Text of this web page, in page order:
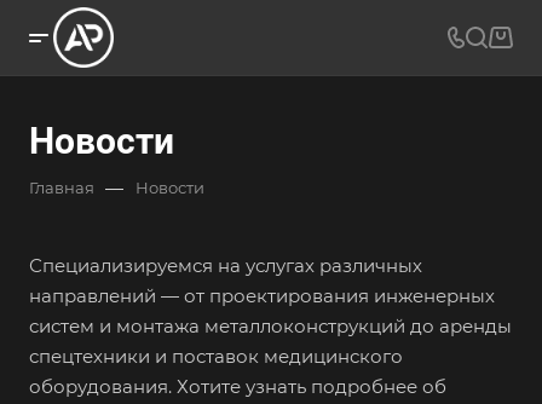
Новости
Главная — Новости
Специализируемся на услугах различных
направлений — от проектирования инженерных
систем и монтажа металлоконструкций до аренды
спецтехники и поставок медицинского
оборудования. Хотите узнать подробнее об